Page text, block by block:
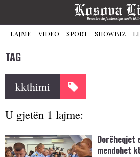
LAJME VIDEO SPORT SHOWBIZ
TAG
kkthimi
U gjetën 1 lajme:
Dorëheqjet
mendohet